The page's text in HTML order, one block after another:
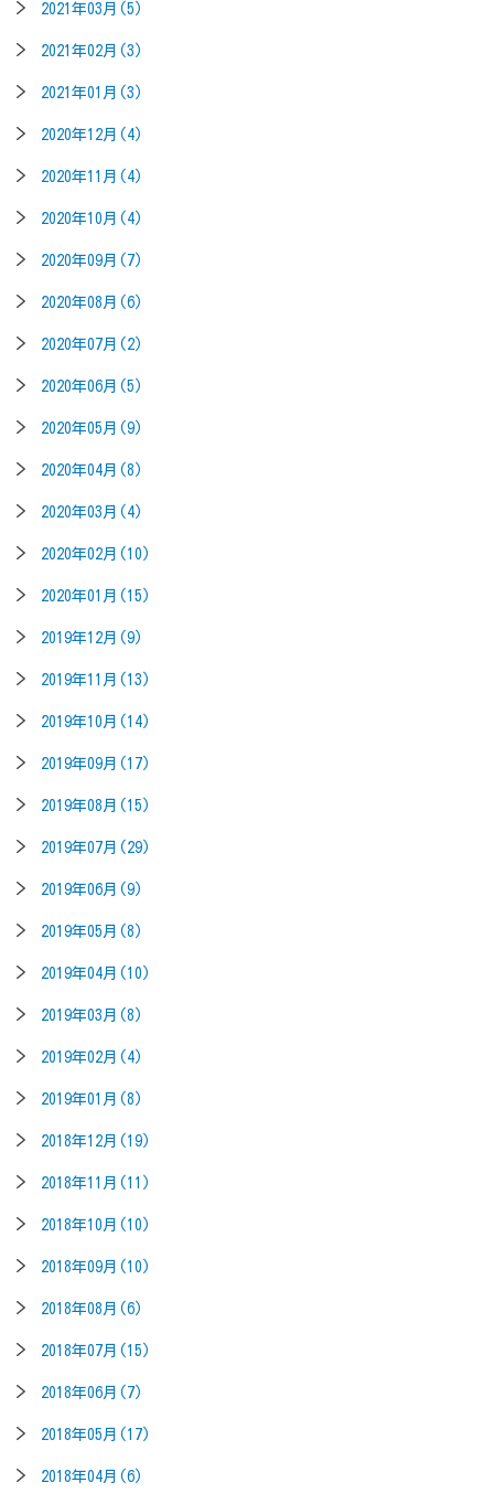
2021年03月(5)
2021年02月(3)
2021年01月(3)
2020年12月(4)
2020年11月(4)
2020年10月(4)
2020年09月(7)
2020年08月(6)
2020年07月(2)
2020年06月(5)
2020年05月(9)
2020年04月(8)
2020年03月(4)
2020年02月(10)
2020年01月(15)
2019年12月(9)
2019年11月(13)
2019年10月(14)
2019年09月(17)
2019年08月(15)
2019年07月(29)
2019年06月(9)
2019年05月(8)
2019年04月(10)
2019年03月(8)
2019年02月(4)
2019年01月(8)
2018年12月(19)
2018年11月(11)
2018年10月(10)
2018年09月(10)
2018年08月(6)
2018年07月(15)
2018年06月(7)
2018年05月(17)
2018年04月(6)